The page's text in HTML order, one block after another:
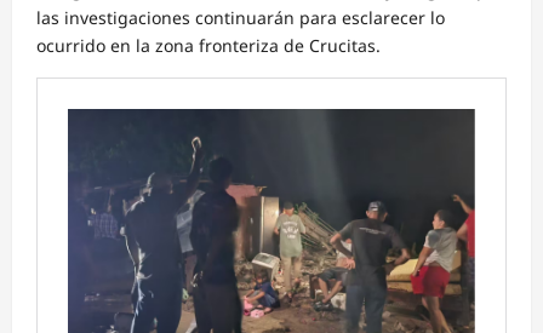
las investigaciones continuarán para esclarecer lo
ocurrido en la zona fronteriza de Crucitas.